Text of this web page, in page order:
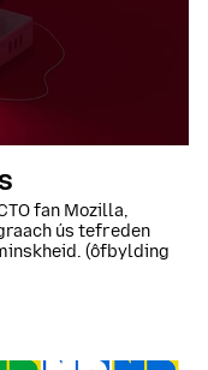
fan Mozilla,
ús tefreden
(ôfbylding